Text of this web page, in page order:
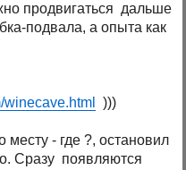
продвигаться дальше
подвала, а опыта как
)))
месту - где ?, остановил
Сразу появляются